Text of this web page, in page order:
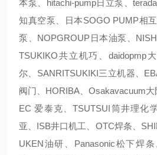
本泵、hitachi-pump日立泵、
知真空泵、日本SOGO PUMP相
泵、NOPGROUP日本油泵、
TSUKIKO共立机巧、daidopmp
尔、SANRITSUKIKI三立机器、
阀门、HORIBA、Osakavacuum
EC 爱泰克、TSUTSUI筒井理化
亚、ISB井口机工、OTC焊条、
UKEN油研、Panasonic松下焊